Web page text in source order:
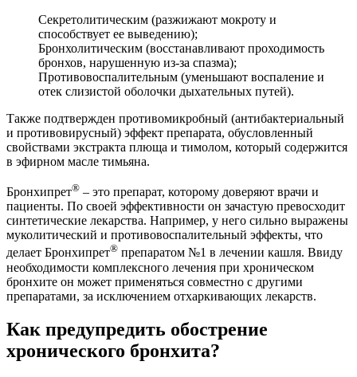
Секретолитическим (разжижают мокроту и
способствует ее выведению);
Бронхолитическим (восстанавливают проходимость
бронхов, нарушенную из-за спазма);
Противовоспалительным (уменьшают воспаление и
отек слизистой оболочки дыхательных путей).
Также подтвержден противомикробный (антибактериальный
и противовирусный) эффект препарата, обусловленный
свойствами экстракта плюща и тимолом, который содержится
в эфирном масле тимьяна.
Бронхипрет® – это препарат, которому доверяют врачи и
пациенты. По своей эффективности он зачастую превосходит
синтетические лекарства. Например, у него сильно выражены
муколитический и противовоспалительный эффекты, что
делает Бронхипрет® препаратом №1 в лечении кашля. Ввиду
необходимости комплексного лечения при хроническом
бронхите он может применяться совместно с другими
препаратами, за исключением отхаркивающих лекарств.
Как предупредить обострение
хронического бронхита?